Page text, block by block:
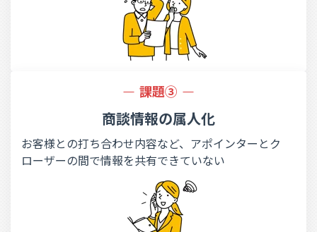
課題③
商談情報の属人化
お客様との打ち合わせ内容など、アポインターとク
ローザーの間で情報を共有できていない